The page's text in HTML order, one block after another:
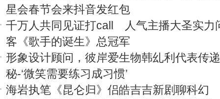
星会春节会来抖音发红包
千万人共同见证打call 人气主播大圣实力
客《歌手的诞生》总冠军
形象设计顾问，彼岸爱生物韩乣利代表传
秘-‘微笑需要练习成习惯’
海岩执笔《昆仑归》侣皓吉吉新剧聊科幻